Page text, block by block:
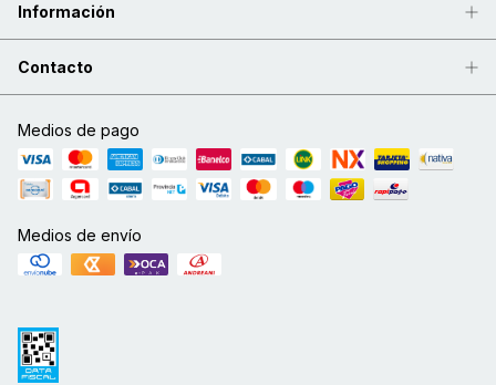
Información
Contacto
Medios de pago
Medios de envío